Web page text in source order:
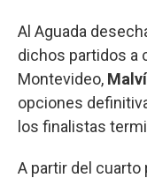
Al Aguada
dichos partidos a
Montevideo,
opciones
los finalistas
A partir del